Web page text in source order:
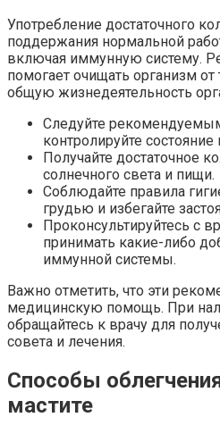
Употребление достаточного
поддержания нормальной
включая иммунную систему.
помогает очищать организм
общую жизнедеятельность
Следуйте
контролируйте состояние
Получайте достаточное
солнечного света и пищи.
Соблюдайте правила
грудью и избегайте
Проконсультируйтесь с
принимать какие-либо
иммунной системы.
Важно отметить, что эти
медицинскую помощь. При
обращайтесь к врачу для
совета и лечения.
Способы
мастите